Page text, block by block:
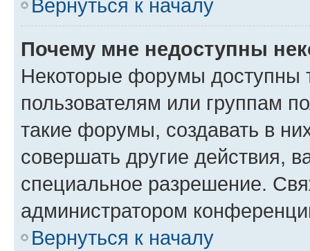
Вернуться к началу
Почему мне недоступны
Некоторые форумы доступны
пользователям или группам
такие форумы, создавать в
совершать другие действия,
специальное разрешение.
администратором
Вернуться к началу